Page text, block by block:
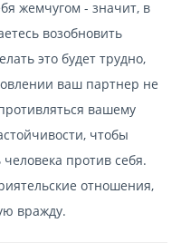
жемчугом - значит, в
возобновить
это будет трудно,
ваш партнер не
вашему
чтобы
против себя.
отношения,
вражду.